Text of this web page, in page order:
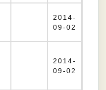
2014-
09-02
2014-
09-02